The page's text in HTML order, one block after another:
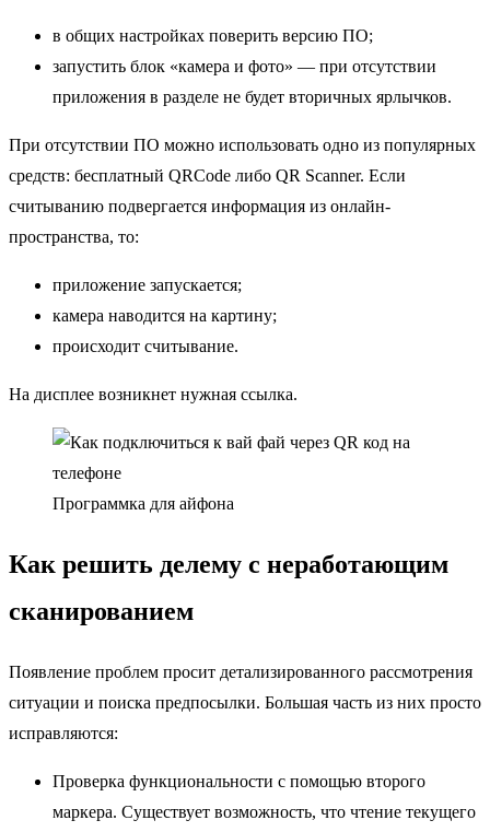
в общих настройках поверить версию ПО;
запустить блок «камера и фото» — при отсутствии
приложения в разделе не будет вторичных ярлычков.
При отсутствии ПО можно использовать одно из популярных
средств: бесплатный QRCode либо QR Scanner. Если
считыванию подвергается информация из онлайн-
пространства, то:
приложение запускается;
камера наводится на картину;
происходит считывание.
На дисплее возникнет нужная ссылка.
Программка для айфона
Как решить делему с неработающим
сканированием
Появление проблем просит детализированного рассмотрения
ситуации и поиска предпосылки. Большая часть из них просто
исправляются:
Проверка функциональности с помощью второго
маркера. Существует возможность, что чтение текущего